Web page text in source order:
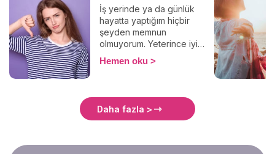
İş yerinde ya da günlük
hayatta yaptığım hiçbir
şeyden memnun
olmuyorum. Yeterince iyi
değil, yeterince güzel değil,
yeterince başarılı değil,
düşünce. Belki de en büyük
kusurum bu aşırı
Hemen oku
Daha fazla >